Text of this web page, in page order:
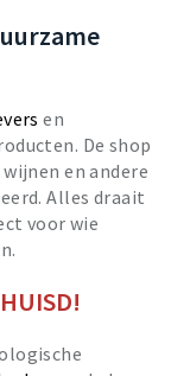
en
De shop
en andere
Alles draait
voor wie